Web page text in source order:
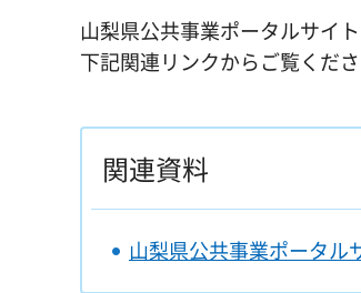
山梨県公共事業ポータルサイ
下記関連リンクからご覧くださ
関連資料
山梨県公共事業ポータ